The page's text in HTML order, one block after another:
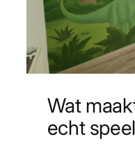
Wat
echt